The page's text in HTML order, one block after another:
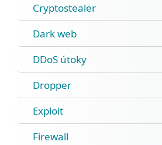
Cryptostealer
Dark web
DDoS útoky
Dropper
Exploit
Firewall